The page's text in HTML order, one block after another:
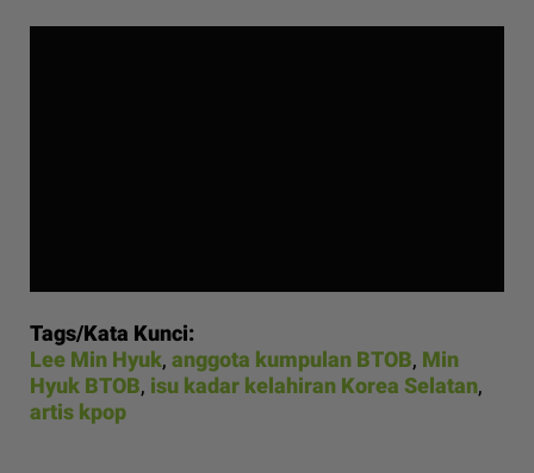
Tags/Kata Kunci:
Lee Min Hyuk, anggota kumpulan BTOB, Min
Hyuk BTOB, isu kadar kelahiran Korea Selatan,
artis kpop